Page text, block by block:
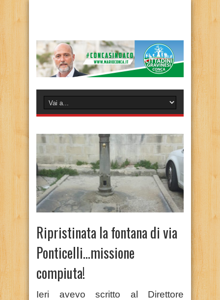
Ripristinata la fontana di via
Ponticelli…missione
compiuta!
Ieri avevo scritto al Direttore